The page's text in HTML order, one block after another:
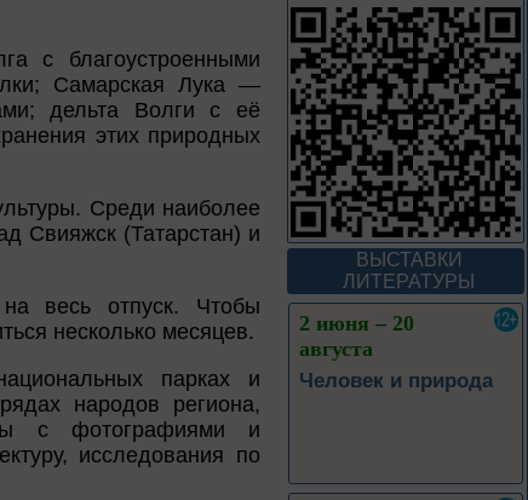
с благоустроенными
Самарская Лука —
дельта Волги с её
этих природных
Среди наиболее
Свияжск (Татарстан) и
весь отпуск. Чтобы
несколько месяцев.
парках и
народов региона,
с фотографиями и
исследования по
ВЫСТАВКИ
ЛИТЕРАТУРЫ
вместе
Великая Победа народов
многонациональной страны
3 – 17 августа
Век Аполлинария
К 170-летию со дня рождения
живописца
А. М. Васнецова
2 июня – 20
августа
Человек и природа